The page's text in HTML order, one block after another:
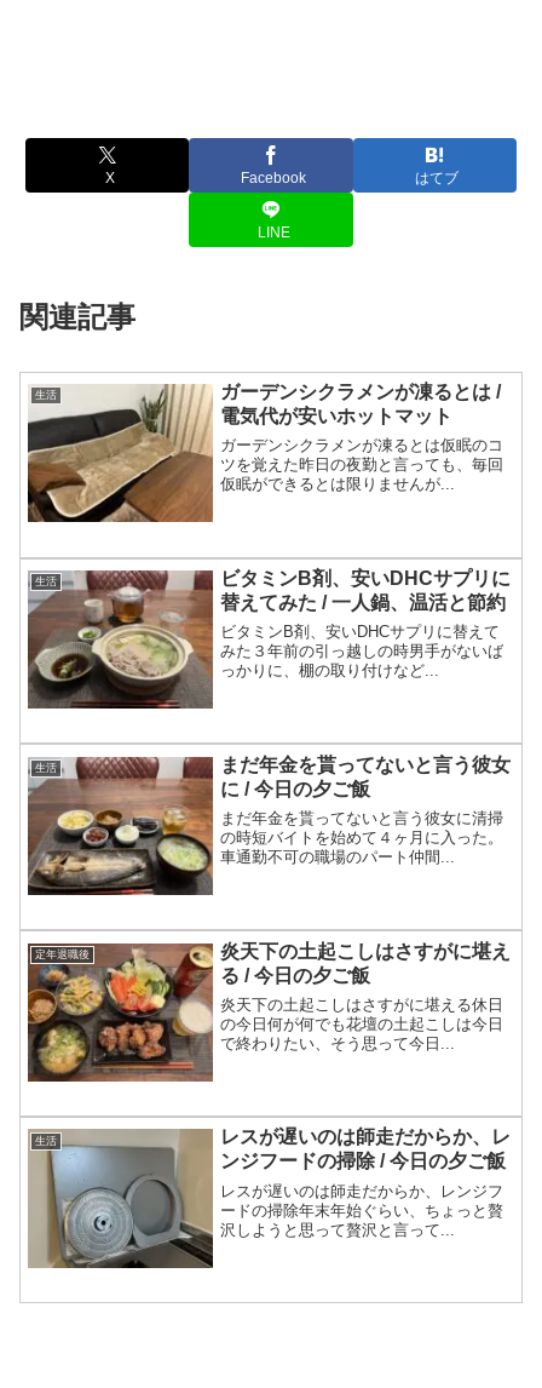
X Facebook はてブ
LINE
関連記事
生活
ガーデンシクラメンが凍るとは /
電気代が安いホットマット
ガーデンシクラメンが凍るとは仮眠のコ
ツを覚えた昨日の夜勤と言っても、毎回
仮眠ができるとは限りませんが...
生活
ビタミンB剤、安いDHCサプリに
替えてみた / 一人鍋、温活と節約
ビタミンB剤、安いDHCサプリに替えて
みた３年前の引っ越しの時男手がないば
っかりに、棚の取り付けなど...
生活
まだ年金を貰ってないと言う彼女
に / 今日の夕ご飯
まだ年金を貰ってないと言う彼女に清掃
の時短バイトを始めて４ヶ月に入った。
車通勤不可の職場のパート仲間...
定年退職後
炎天下の土起こしはさすがに堪え
る / 今日の夕ご飯
炎天下の土起こしはさすがに堪える休日
の今日何が何でも花壇の土起こしは今日
で終わりたい、そう思って今日...
生活
レスが遅いのは師走だからか、レ
ンジフードの掃除 / 今日の夕ご飯
レスが遅いのは師走だからか、レンジフ
ードの掃除年末年始ぐらい、ちょっと贅
沢しようと思って贅沢と言って...